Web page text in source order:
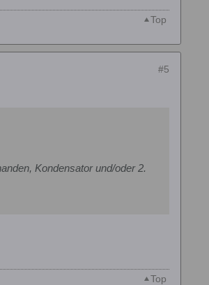
Top
#5
Kondensator und/oder 2.
Top